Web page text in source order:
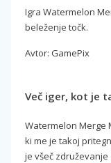
Igra Watermelon
beleženje točk.
Avtor: GamePix
Več iger, kot je
Watermelon Merge
ki me je takoj
je všeč